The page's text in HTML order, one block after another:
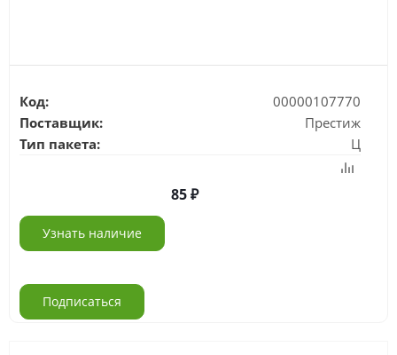
Код:
00000107770
Поставщик:
Престиж
Тип пакета:
Ц
85
Узнать наличие
Подписаться